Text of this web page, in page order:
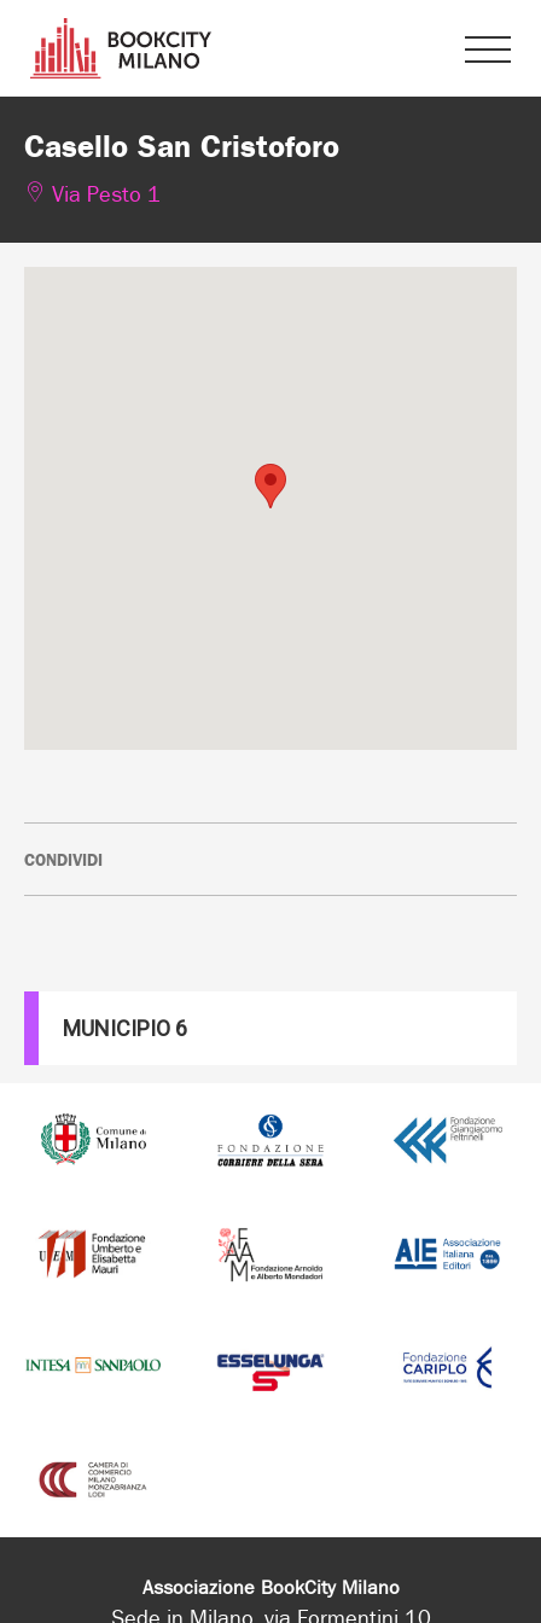
Casello San Cristoforo
Via Pesto 1
CONDIVIDI
MUNICIPIO 6
Associazione BookCity Milano